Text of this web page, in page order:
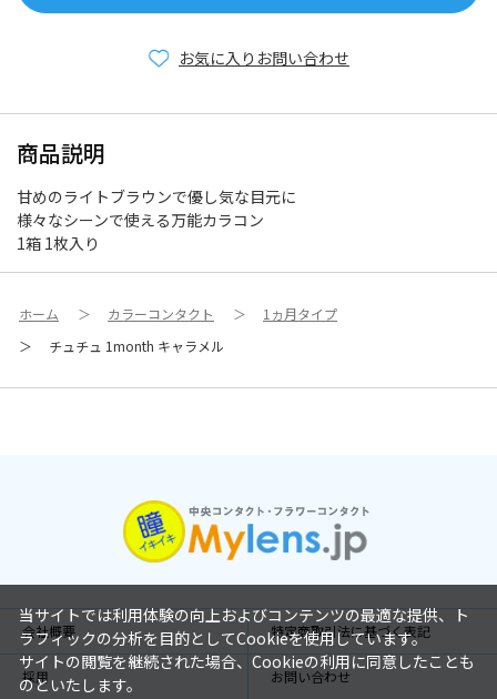
お気に入り お問い合わせ
商品説明
甘めのライトブラウンで優し気な目元に
様々なシーンで使える万能カラコン
1箱 1枚入り
ホーム ＞ カラーコンタクト ＞
1ヵ月タイプ
＞
チュチュ 1month キャラメル
会社概要 特定商取引法に基づく表記
採用 お問い合わせ
当サイトでは利用体験の向上およびコンテンツの最適な提供、ト
ラフィックの分析を目的としてCookieを使用しています。
サイトの閲覧を継続された場合、Cookieの利用に同意したことも
のといたします。